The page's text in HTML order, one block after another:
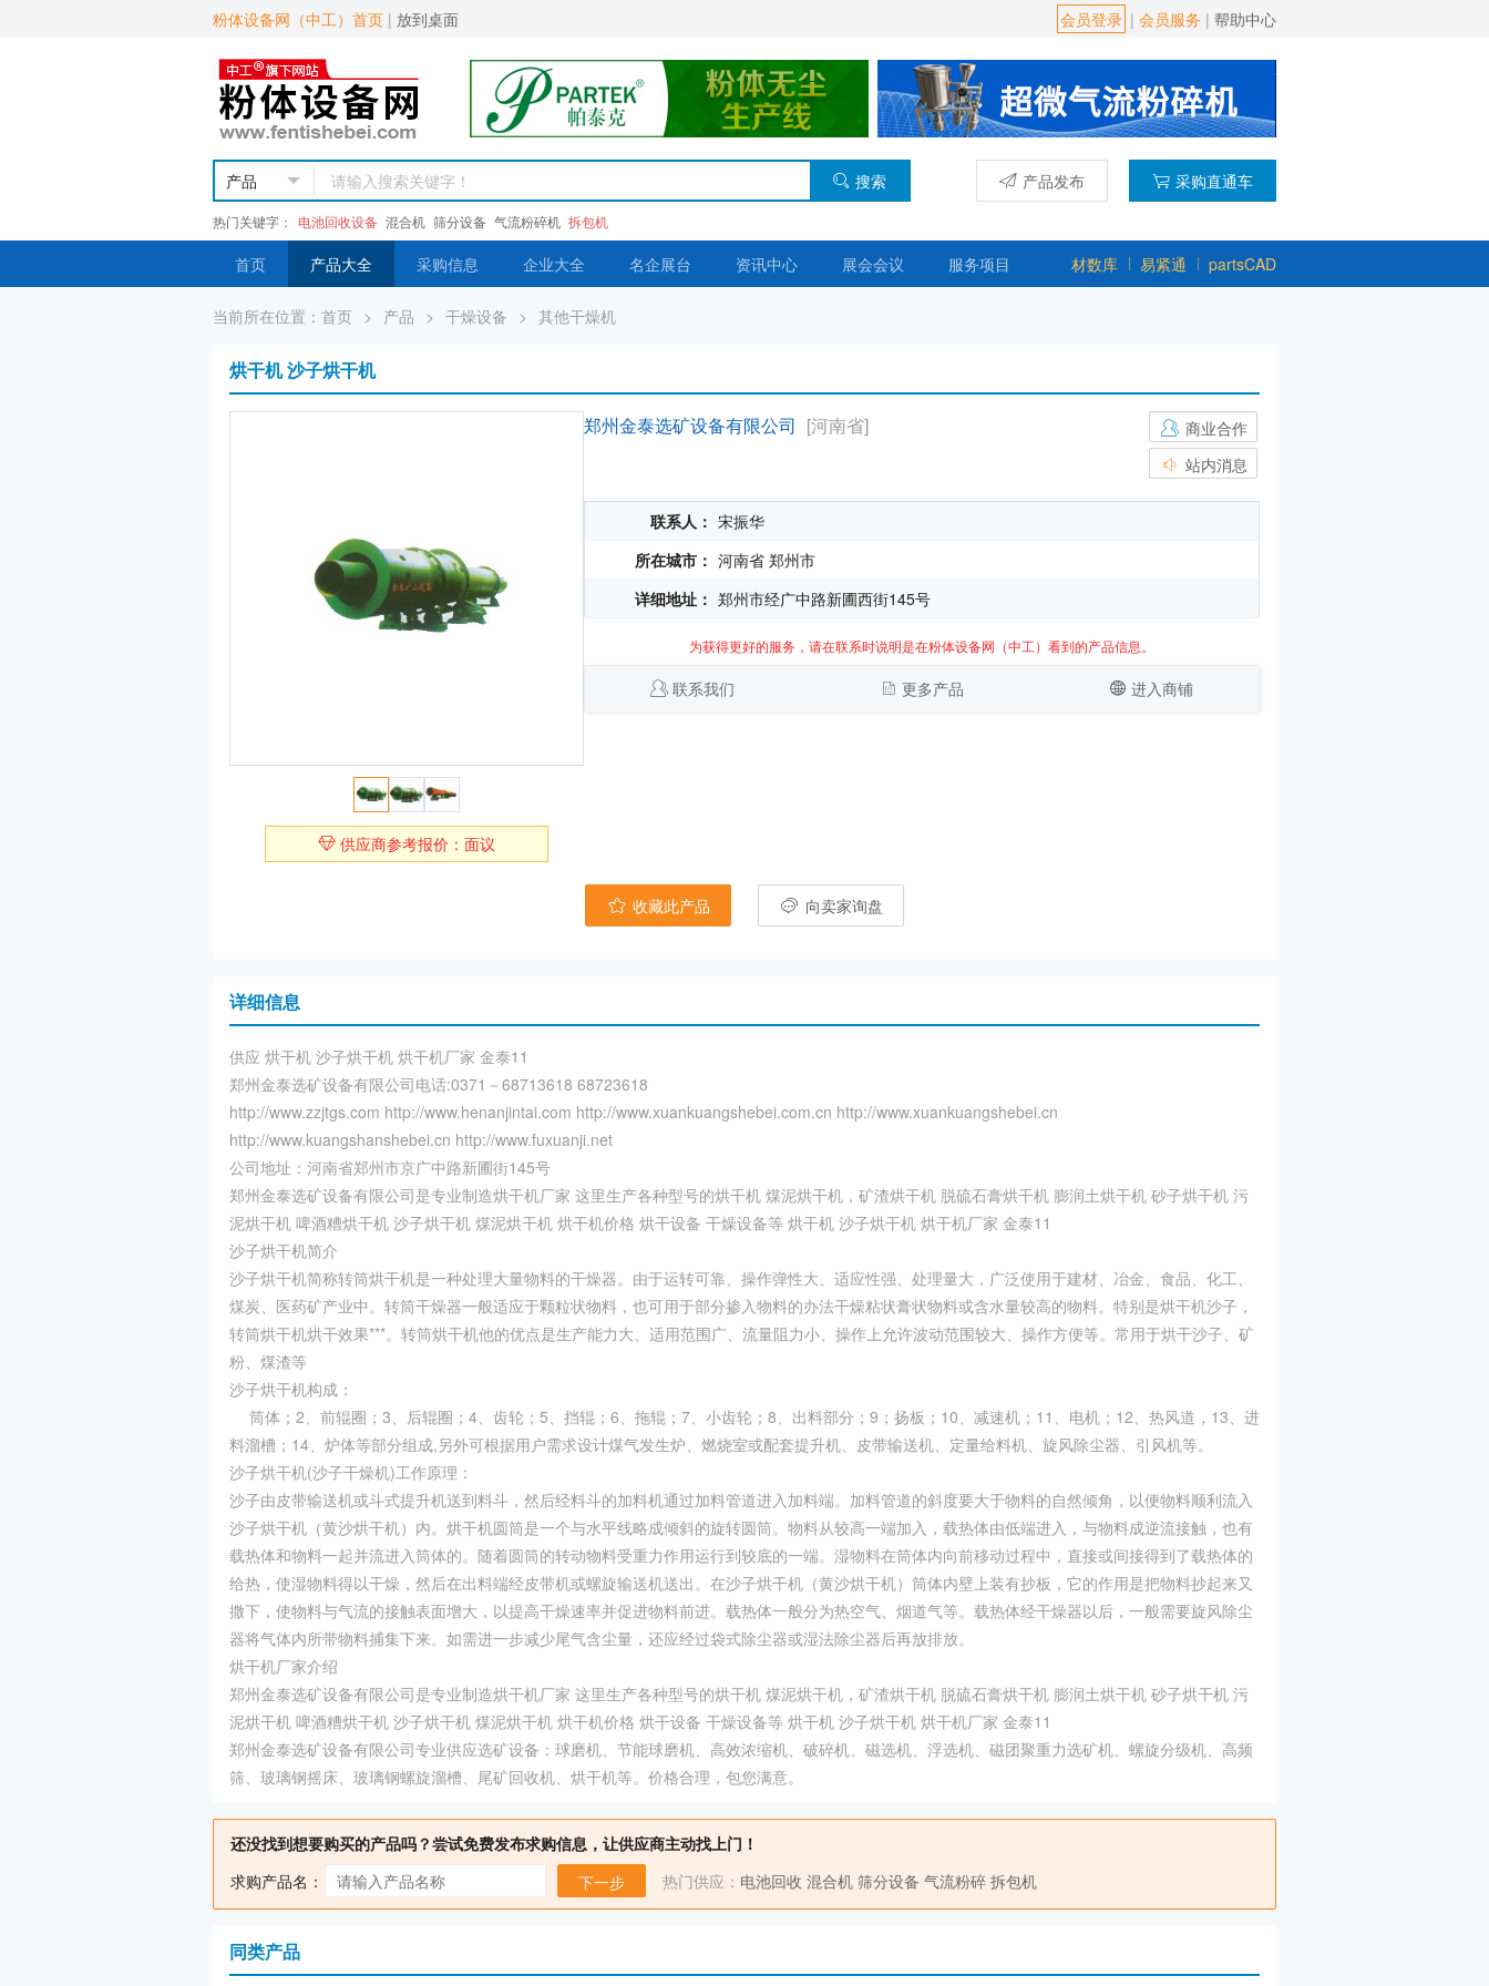
粉体设备网（中工）首页 | 放到桌面 会员登录 | 会员服务 | 帮助中心
搜索 产品发布 采购直通车
热门关键字： 电池回收设备 混合机 筛分设备 气流粉碎机 拆包机
首页 产品大全 采购信息 企业大全 名企展台 资讯中心 展会会议 服务项目 材数库 易紧通 partsCAD
当前所在位置： 首页 > 产品 > 干燥设备 > 其他干燥机
烘干机 沙子烘干机
供应商参考报价：面议
郑州金泰选矿设备有限公司 [河南省]
商业合作
站内消息
联系人： 宋振华
所在城市： 河南省 郑州市
详细地址： 郑州市经广中路新圃西街145号
为获得更好的服务，请在联系时说明是在粉体设备网（中工）看到的产品信息。
联系我们 更多产品 进入商铺
收藏此产品 向卖家询盘
详细信息
供应 烘干机 沙子烘干机 烘干机厂家 金泰11
郑州金泰选矿设备有限公司电话:0371－68713618 68723618
http://www.zzjtgs.com http://www.henanjintai.com http://www.xuankuangshebei.com.cn http://www.xuankuangshebei.cn
http://www.kuangshanshebei.cn http://www.fuxuanji.net
公司地址：河南省郑州市京广中路新圃街145号
郑州金泰选矿设备有限公司是专业制造烘干机厂家 这里生产各种型号的烘干机 煤泥烘干机，矿渣烘干机 脱硫石膏烘干机 膨润土烘干机 砂子烘干机 污
泥烘干机 啤酒糟烘干机 沙子烘干机 煤泥烘干机 烘干机价格 烘干设备 干燥设备等 烘干机 沙子烘干机 烘干机厂家 金泰11
沙子烘干机简介
沙子烘干机简称转筒烘干机是一种处理大量物料的干燥器。由于运转可靠、操作弹性大、适应性强、处理量大，广泛使用于建材、冶金、食品、化工、
煤炭、医药矿产业中。转筒干燥器一般适应于颗粒状物料，也可用于部分掺入物料的办法干燥粘状膏状物料或含水量较高的物料。特别是烘干机沙子，
转筒烘干机烘干效果***。转筒烘干机他的优点是生产能力大、适用范围广、流量阻力小、操作上允许波动范围较大、操作方便等。常用于烘干沙子、矿
粉、煤渣等
沙子烘干机构成：
筒体；2、前辊圈；3、后辊圈；4、齿轮；5、挡辊；6、拖辊；7、小齿轮；8、出料部分；9；扬板；10、减速机；11、电机；12、热风道，13、进
料溜槽；14、炉体等部分组成,另外可根据用户需求设计煤气发生炉、燃烧室或配套提升机、皮带输送机、定量给料机、旋风除尘器、引风机等。
沙子烘干机(沙子干燥机)工作原理：
沙子由皮带输送机或斗式提升机送到料斗，然后经料斗的加料机通过加料管道进入加料端。加料管道的斜度要大于物料的自然倾角，以便物料顺利流入
沙子烘干机（黄沙烘干机）内。烘干机圆筒是一个与水平线略成倾斜的旋转圆筒。物料从较高一端加入，载热体由低端进入，与物料成逆流接触，也有
载热体和物料一起并流进入筒体的。随着圆筒的转动物料受重力作用运行到较底的一端。湿物料在筒体内向前移动过程中，直接或间接得到了载热体的
给热，使湿物料得以干燥，然后在出料端经皮带机或螺旋输送机送出。在沙子烘干机（黄沙烘干机）筒体内壁上装有抄板，它的作用是把物料抄起来又
撒下，使物料与气流的接触表面增大，以提高干燥速率并促进物料前进。载热体一般分为热空气、烟道气等。载热体经干燥器以后，一般需要旋风除尘
器将气体内所带物料捕集下来。如需进一步减少尾气含尘量，还应经过袋式除尘器或湿法除尘器后再放排放。
烘干机厂家介绍
郑州金泰选矿设备有限公司是专业制造烘干机厂家 这里生产各种型号的烘干机 煤泥烘干机，矿渣烘干机 脱硫石膏烘干机 膨润土烘干机 砂子烘干机 污
泥烘干机 啤酒糟烘干机 沙子烘干机 煤泥烘干机 烘干机价格 烘干设备 干燥设备等 烘干机 沙子烘干机 烘干机厂家 金泰11
郑州金泰选矿设备有限公司专业供应选矿设备：球磨机、节能球磨机、高效浓缩机、破碎机、磁选机、浮选机、磁团聚重力选矿机、螺旋分级机、高频
筛、玻璃钢摇床、玻璃钢螺旋溜槽、尾矿回收机、烘干机等。价格合理，包您满意。
还没找到想要购买的产品吗？尝试免费发布求购信息，让供应商主动找上门！
求购产品名：
下一步 热门供应： 电池回收 混合机 筛分设备 气流粉碎 拆包机
同类产品